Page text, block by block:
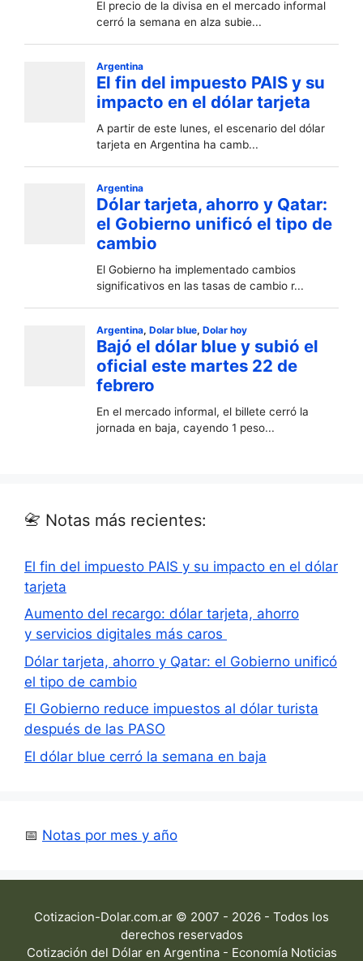
📇 Notas más recientes:
El fin del impuesto PAIS y su impacto en el dólar
tarjeta
Aumento del recargo: dólar tarjeta, ahorro
y servicios digitales más caros
Dólar tarjeta, ahorro y Qatar: el Gobierno unificó
el tipo de cambio
El Gobierno reduce impuestos al dólar turista
después de las PASO
El dólar blue cerró la semana en baja
📅 Notas por mes y año
Cotizacion-Dolar.com.ar © 2007 - 2026 - Todos los
derechos reservados
Cotización del Dólar en Argentina - Economía Noticias